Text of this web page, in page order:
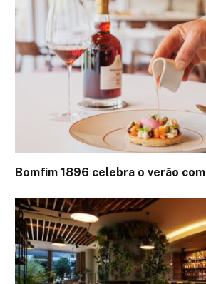
Bomfim 1896 celebra o verão